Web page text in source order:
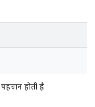
होती है